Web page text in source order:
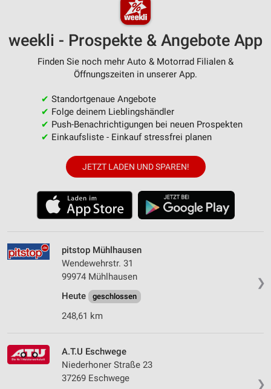
weekli - Prospekte & Angebote App
Finden Sie noch mehr Auto & Motorrad Filialen &
Öffnungszeiten in unserer App.
✔ Standortgenaue Angebote
✔ Folge deinem Lieblingshändler
✔ Push-Benachrichtigungen bei neuen Prospekten
✔ Einkaufsliste - Einkauf stressfrei planen
JETZT LADEN UND SPAREN!
❯
pitstop Mühlhausen
Wendewehrstr. 31
99974 Mühlhausen
Heute
geschlossen
248,61 km
❯
A.T.U Eschwege
Niederhoner Straße 23
37269 Eschwege